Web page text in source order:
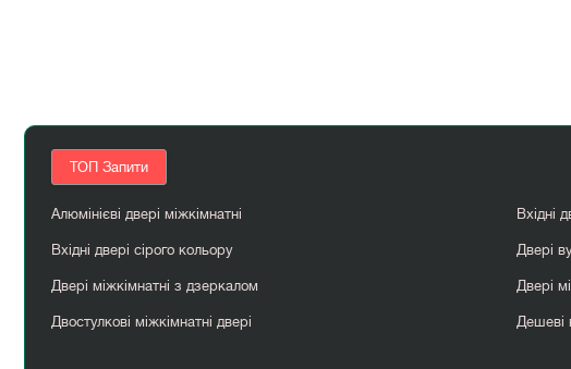
ТОП Запити
Алюмінієві двері міжкімнатні Вхідні
Вхідні двері сірого кольору Двері
Двері міжкімнатні з дзеркалом Двері
Двостулкові міжкімнатні двері Дешеві